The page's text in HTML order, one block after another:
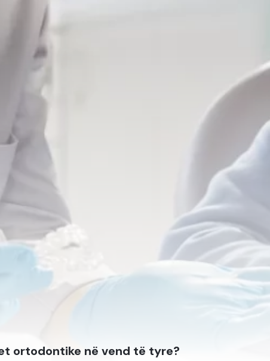
ortodontike në vend të tyre?